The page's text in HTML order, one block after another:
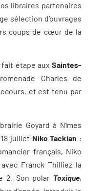
libraires partenaires
sélection d’ouvrages
coups de cœur de la
fait étape auxSaintes-
Charles de
et est tenu par
Goyard à Nîmes
juillet Niko Tackian :
français, Niko
Franck Thilliez la
2. Son polar Toxique,